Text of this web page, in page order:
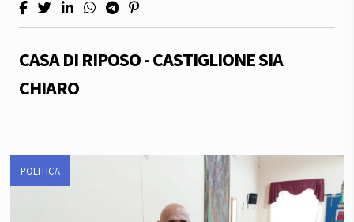
CASA DI RIPOSO - CASTIGLIONE SIA
CHIARO
POLITICA